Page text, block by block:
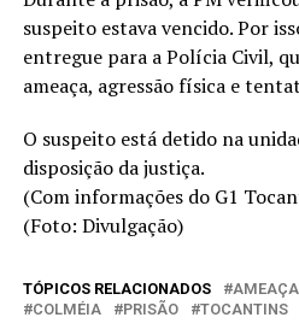
suspeito estava vencido. Por
entregue para a Polícia Civil,
ameaça, agressão física e
O suspeito está detido na
disposição da justiça.
(Com informações do G1
(Foto: Divulgação)
TÓPICOS RELACIONADOS AMEAÇA
COLMÉIA
PRISÃO TOCANTINS